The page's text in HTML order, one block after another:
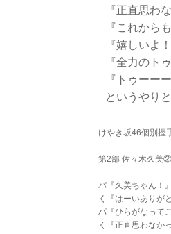
『正直思わ
『これから
『嬉しいよ！
『全力のト
『トゥーー
というやり
けやき坂46個別握
第2部 佐々木久美②
パ『久美ちゃん！』
く『はーいありが
パ『ひらがなって
く『正直思わなか